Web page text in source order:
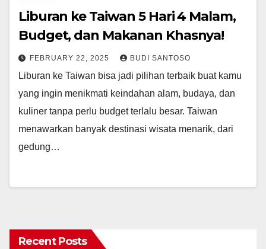
Liburan ke Taiwan 5 Hari 4 Malam,
Budget, dan Makanan Khasnya!
FEBRUARY 22, 2025 BUDI SANTOSO
Liburan ke Taiwan bisa jadi pilihan terbaik buat kamu
yang ingin menikmati keindahan alam, budaya, dan
kuliner tanpa perlu budget terlalu besar. Taiwan
menawarkan banyak destinasi wisata menarik, dari
gedung…
Recent Posts